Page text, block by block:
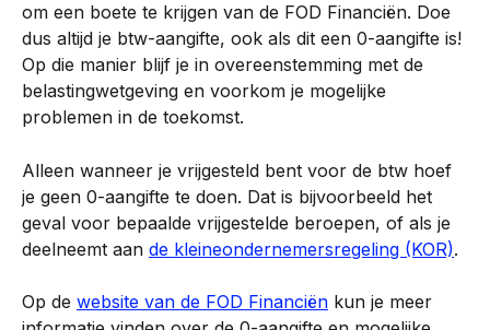
om een boete te krijgen van de FOD Financiën. Doe
dus altijd je btw-aangifte, ook als dit een 0-aangifte is!
Op die manier blijf je in overeenstemming met de
belastingwetgeving en voorkom je mogelijke
problemen in de toekomst.
Alleen wanneer je vrijgesteld bent voor de btw hoef
je geen 0-aangifte te doen. Dat is bijvoorbeeld het
geval voor bepaalde vrijgestelde beroepen, of als je
deelneemt aan de kleineondernemersregeling (KOR).
Op de website van de FOD Financiën kun je meer